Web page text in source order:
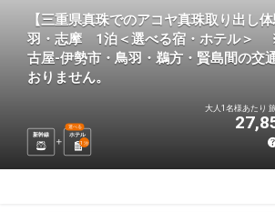
【三重県真珠でのアコヤ真珠取り出し
羽・志摩 1泊＜選べる宿・ホテル＞
古屋-伊勢市・鳥羽・鵜方・賢島間の交
おりません。
新幹線 ホテル
選べる
1 泊
大人1名様あたり